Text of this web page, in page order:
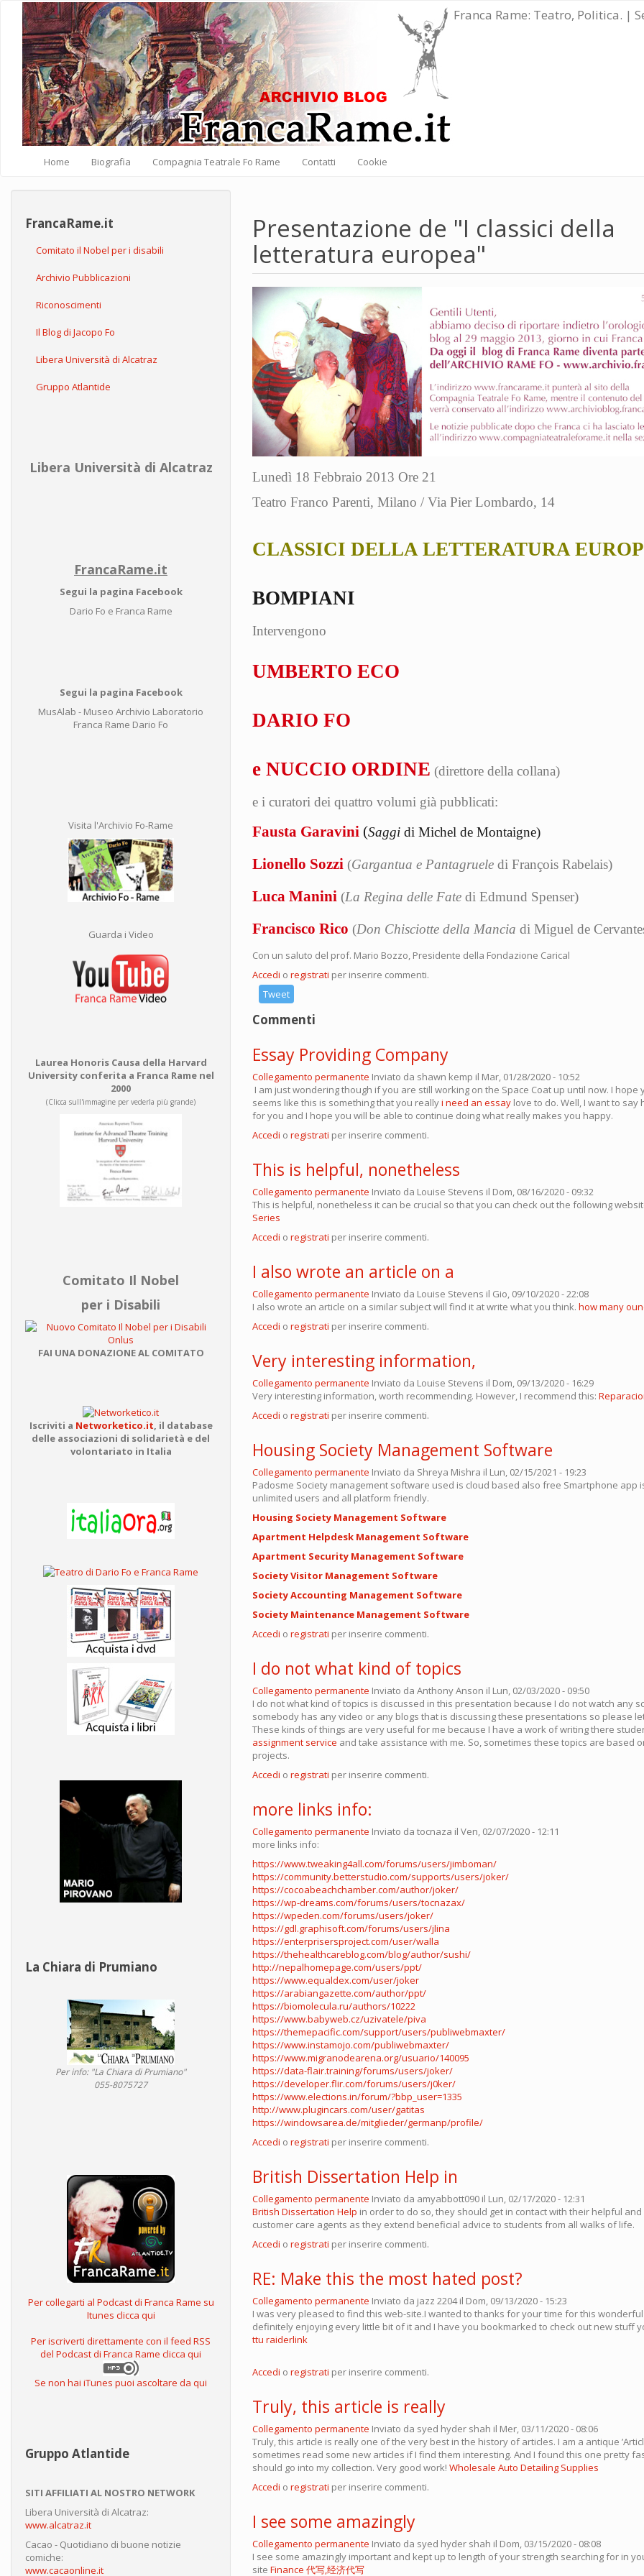
Salta al contenuto principale Franca Rame: Teatro, Politica. |
Home Biografia Compagnia Teatrale Fo Rame Contatti Cookie
FrancaRame.it
Comitato il Nobel per i disabili
Archivio Pubblicazioni
Riconoscimenti
Il Blog di Jacopo Fo
Libera Università di Alcatraz
Gruppo Atlantide
Libera Università di Alcatraz
FrancaRame.it
Segui la pagina Facebook
Dario Fo e Franca Rame
Segui la pagina Facebook
MusAlab - Museo Archivio Laboratorio
Franca Rame Dario Fo
Visita l'Archivio Fo-Rame
Guarda i Video
Laurea Honoris Causa della Harvard
University conferita a Franca Rame nel
2000
(Clicca sull'immagine per vederla più grande)
Comitato Il Nobel
per i Disabili
FAI UNA DONAZIONE AL COMITATO
Iscriviti a Networketico.it il database
delle associazioni di solidarietà e del
volontariato in Italia
La Chiara di Prumiano
Per info: "La Chiara di Prumiano"
055-8075727
Per collegarti al Podcast di Franca Rame su
Itunes clicca qui
Per iscriverti direttamente con il feed RSS
del Podcast di Franca Rame clicca qui
Se non hai iTunes puoi ascoltare da qui
Gruppo Atlantide
SITI AFFILIATI AL NOSTRO NETWORK
Libera Università di Alcatraz:
www.alcatraz.it
Cacao - Quotidiano di buone notizie
comiche:
www.cacaonline.it
Presentazione de "I classici della
letteratura europea"
Lunedì 18 Febbraio 2013 Ore 21
Teatro Franco Parenti, Milano / Via Pier Lombardo, 14
CLASSICI DELLA LETTERATURA
BOMPIANI
Intervengono
UMBERTO ECO
DARIO FO
e NUCCIO ORDINE (direttore della collana)
e i curatori dei quattro volumi già pubblicati:
Fausta Garavini (Saggi di Michel de Montaigne)
Lionello Sozzi (Gargantua e Pantagruele di François Rabelais)
Luca Manini (La Regina delle Fate di Edmund Spenser)
Francisco Rico (Don Chisciotte della Mancia di Miguel de
Con un saluto del prof. Mario Bozzo, Presidente della Fondazione Carical
Accedi o registrati per inserire commenti.
Tweet
Commenti
Essay Providing Company
Collegamento permanente Inviato da shawn kemp il Mar, 01/28/2020 - 10:52
I am just wondering though if you are still working on the Space Coat up until now. I hope
seems like this is something that you reallyi need an essay love to do. Well, I want to say
for you and I hope you will be able to continue doing what really makes you happy.
Accedi o registrati per inserire commenti.
This is helpful, nonetheless
Collegamento permanente Inviato da Louise Stevens il Dom, 08/16/2020 - 09:32
This is helpful, nonetheless it can be crucial so that you can check out the following
Series
Accedi o registrati per inserire commenti.
I also wrote an article on a
Collegamento permanente Inviato da Louise Stevens il Gio, 09/10/2020 - 22:08
I also wrote an article on a similar subject will find it at write what you think. how many
Accedi o registrati per inserire commenti.
Very interesting information,
Collegamento permanente Inviato da Louise Stevens il Dom, 09/13/2020 - 16:29
Very interesting information, worth recommending. However, I recommend this:
Accedi o registrati per inserire commenti.
Housing Society Management Software
Collegamento permanente Inviato da Shreya Mishra il Lun, 02/15/2021 - 19:23
Padosme Society management software used is cloud based also free Smartphone app
unlimited users and all platform friendly.
Housing Society Management Software
Apartment Helpdesk Management Software
Apartment Security Management Software
Society Visitor Management Software
Society Accounting Management Software
Society Maintenance Management Software
Accedi o registrati per inserire commenti.
I do not what kind of topics
Collegamento permanente Inviato da Anthony Anson il Lun, 02/03/2020 - 09:50
I do not what kind of topics is discussed in this presentation because I do not watch any
somebody has any video or any blogs that is discussing these presentations so please
These kinds of things are very useful for me because I have a work of writing there
assignment service and take assistance with me. So, sometimes these topics are based
projects.
Accedi o registrati per inserire commenti.
more links info:
Collegamento permanente Inviato da tocnaza il Ven, 02/07/2020 - 12:11
more links info:
https://www.tweaking4all.com/forums/users/jimboman/
https://community.betterstudio.com/supports/users/joker/
https://cocoabeachchamber.com/author/joker/
https://wp-dreams.com/forums/users/tocnazax/
https://wpeden.com/forums/users/joker/
https://gdl.graphisoft.com/forums/users/jlina
https://enterprisersproject.com/user/walla
https://thehealthcareblog.com/blog/author/sushi/
http://nepalhomepage.com/users/ppt/
https://www.equaldex.com/user/joker
https://arabiangazette.com/author/ppt/
https://biomolecula.ru/authors/10222
https://www.babyweb.cz/uzivatele/piva
https://themepacific.com/support/users/publiwebmaxter/
https://www.instamojo.com/publiwebmaxter/
https://www.migranodearena.org/usuario/140095
https://data-flair.training/forums/users/joker/
https://developer.flir.com/forums/users/j0ker/
https://www.elections.in/forum/?bbp_user=1335
http://www.plugincars.com/user/gatitas
https://windowsarea.de/mitglieder/germanp/profile/
Accedi o registrati per inserire commenti.
British Dissertation Help in
Collegamento permanente Inviato da amyabbott090 il Lun, 02/17/2020 - 12:31
British Dissertation Help in order to do so, they should get in contact with their helpful
customer care agents as they extend beneficial advice to students from all walks of life.
Accedi o registrati per inserire commenti.
RE: Make this the most hated post?
Collegamento permanente Inviato da jazz 2204il Dom, 09/13/2020 - 15:23
I was very pleased to find this web-site.I wanted to thanks for your time for this
definitely enjoying every little bit of it and I have you bookmarked to check out new stuff
ttu raiderlink
Accedi o registrati per inserire commenti.
Truly, this article is really
Collegamento permanente Inviato da syed hyder shah il Mer, 03/11/2020 - 08:06
Truly, this article is really one of the very best in the history of articles. I am a antique
sometimes read some new articles if I find them interesting. And I found this one pretty
should go into my collection. Very good work! Wholesale Auto Detailing Supplies
Accedi o registrati per inserire commenti.
I see some amazingly
Collegamento permanente Inviato da syed hyder shah il Dom, 03/15/2020 - 08:08
I see some amazingly important and kept up to length of your strength searching for in
site Finance 代写,经济代写